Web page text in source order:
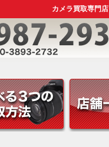
カメラ買取専門